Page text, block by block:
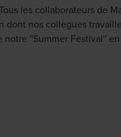
les collaborateurs de
dont nos collègues
''Summer Festival''